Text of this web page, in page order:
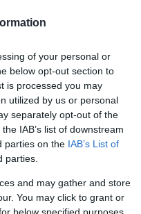
of your personal or
below opt-out section to
is processed you may
utilized by us or personal
separately opt-out of the
IAB’s list of downstream
parties on the IAB’s List of
parties.
and may gather and store
You may click to grant or
DELA PÅ X
www.dagensvimmerby.se.